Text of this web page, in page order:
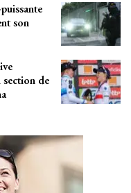
son
section de